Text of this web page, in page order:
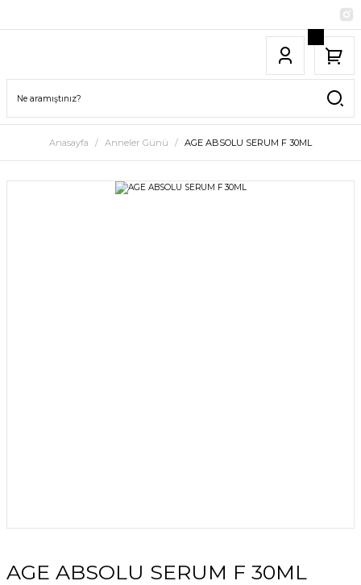
Anasayfa Anneler Günü AGE ABSOLU SERUM F 30ML
AGE ABSOLU SERUM F 30ML